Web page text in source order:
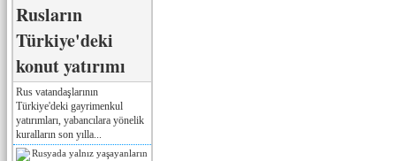
Rusların
Türkiye'deki
konut yatırımı
Rus vatandaşlarının
Türkiye'deki gayrimenkul
yatırımları, yabancılara yönelik
kuralların son yılla...